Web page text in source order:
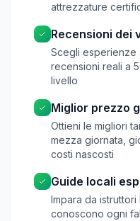
attrezzature
Recensioni dei
Scegli esperienze
recensioni reali a
livello
Miglior prezzo
Ottieni le migliori
mezza giornata,
costi nascosti
Guide locali
Impara da
conoscono ogni